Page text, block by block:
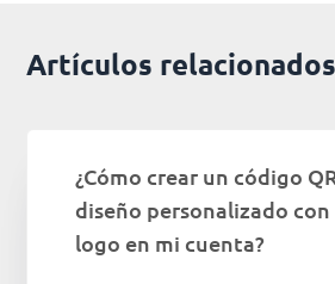
Artículos relacionados
¿Cómo crear un código
diseño personalizado con
logo en mi cuenta?